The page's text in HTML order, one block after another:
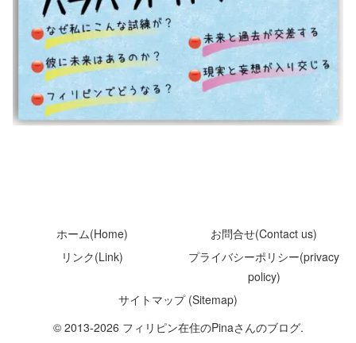
ホーム(Home)
お問合せ(Contact us)
リンク(Link)
プライバシーポリシー(privacy
policy)
サイトマップ (Sitemap)
© 2013-2026 フィリピン在住のPinaさんのブログ.